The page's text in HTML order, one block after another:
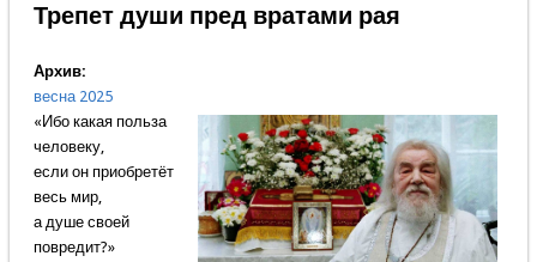
Трепет души пред вратами рая
Архив:
весна 2025
«Ибо какая польза
человеку,
если он приобретёт
весь мир,
а душе своей
повредит?»